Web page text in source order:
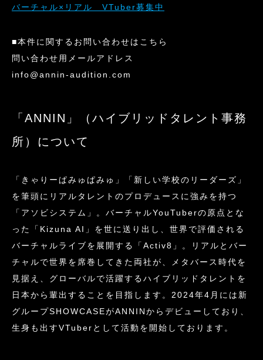
バーチャル×リアル VTuber募集中
■本件に関するお問い合わせはこちら
問い合わせ用メールアドレス
info@annin-audition.com
「ANNIN」（ハイブリッドタレント事務
所）について
「きゃりーぱみゅぱみゅ」「新しい学校のリーダーズ」
を筆頭にリアルタレントのプロデュースに強みを持つ
「アソビシステム」。バーチャルYouTuberの原点とな
った「Kizuna AI」を世に送り出し、世界で評価される
バーチャルライブを展開する「Activ8」。リアルとバー
チャルで世界を席巻してきた両社が、メタバース時代を
見据え、グローバルで活躍するハイブリッドタレントを
日本から輩出することを目指します。2024年4月には新
グループSHOWCASEがANNINからデビューしており、
生身も出すVTuberとして活動を開始しております。